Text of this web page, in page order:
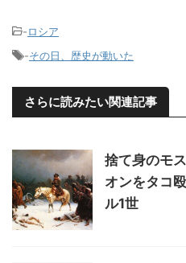
-ロシア
-その日、歴史が動いた
さらに読みたい関連記事
捨て身のモ
オンをタコ
ル1世